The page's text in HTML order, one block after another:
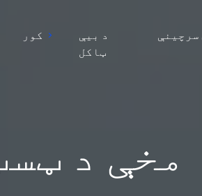
کور
د بیې
ټاکل
سرچینې
مخې د